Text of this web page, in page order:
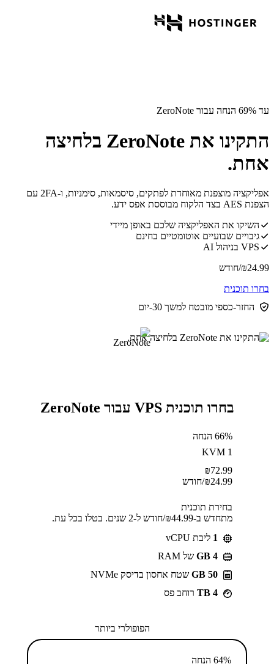
עד 69% הנחה עבור ZeroNote
התקינו את ZeroNote בלחיצה
אחת.
אפליקציה מוצפנת מאוחדת לפתקים, סיסמאות, סימניות, ו-2FA עם
הצפנת AES בצד הלקוח מבוססת אפס ידע.
השיקו את האפליקציה שלכם באופן מיידי
גיבויים שבועיים אוטומטיים בחינם
VPS בניהול AI
24.99
₪/חודש
בחרו תוכנית
החזר-כספי מובטח למשך 30-יום
בחרו תוכנית VPS עבור ZeroNote
66% הנחה
KVM 1
72.99
₪
24.99
₪/חודש
בחירת תוכנית
מתחדש ב-⁦44.99⁩₪/חודש ל-2 שנים. בטלו בכל עת.
1 ליבת vCPU
GB 4 של RAM
50 GB
שטח אחסון בדיסק NVMe
4 TB
רוחב פס
הפופולרי ביותר
64% הנחה